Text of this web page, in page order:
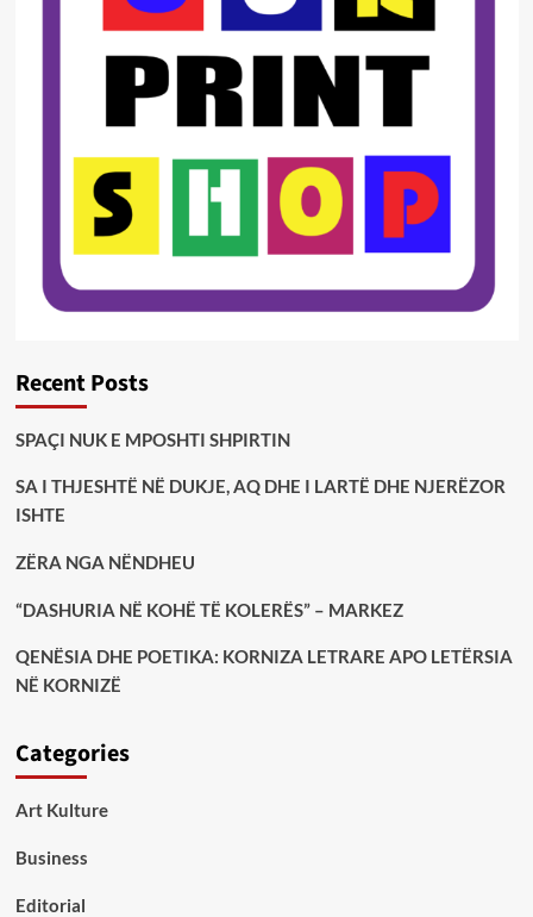
Recent Posts
SPAÇI NUK E MPOSHTI SHPIRTIN
SA I THJESHTË NË DUKJE, AQ DHE I LARTË DHE NJERËZOR
ISHTE
ZËRA NGA NËNDHEU
“DASHURIA NË KOHË TË KOLERËS” – MARKEZ
QENËSIA DHE POETIKA: KORNIZA LETRARE APO LETËRSIA
NË KORNIZË
Categories
Art Kulture
Business
Editorial